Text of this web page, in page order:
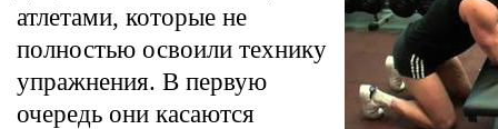
атлетами, которые не
полностью освоили технику
упражнения. В первую
очередь они касаются